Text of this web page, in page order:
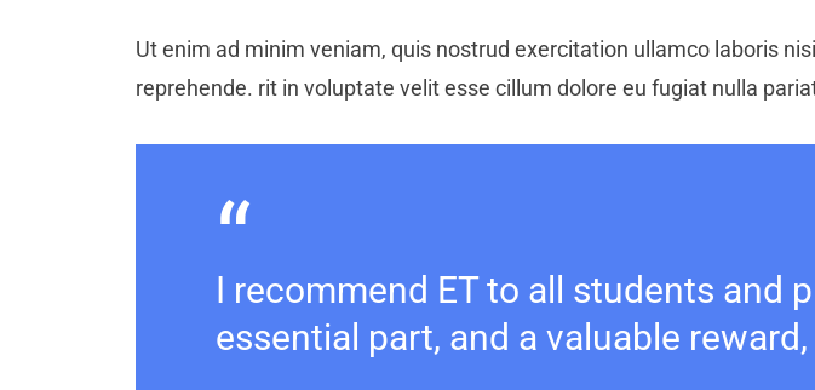
Ut enim ad minim veniam, quis nostrud exercitation ullamco laboris
reprehende. rit in voluptate velit esse cillum dolore eu fugiat nulla
I recommend ET to all students and
essential part, and a valuable